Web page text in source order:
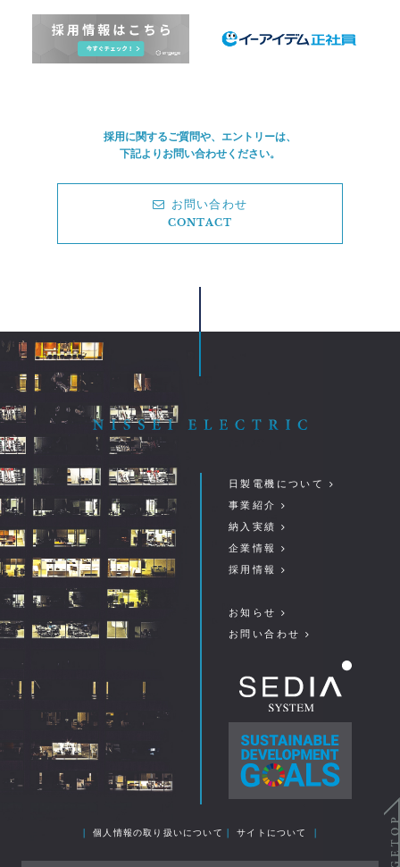
採用に関するご質問や、エントリーは、
下記よりお問い合わせください。
お問い合わせ
CONTACT
日製電機について
事業紹介
納入実績
企業情報
採用情報
お知らせ
お問い合わせ
個人情報の取り扱いについて サイトについて